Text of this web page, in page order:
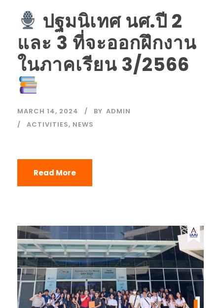
ปฐมนิเทศ นศ.ปี 2
และ 3 ที่จะออกฝึกงาน
ในภาคเรียน 3/2566
MARCH 14, 2024 BY ADMIN
ACTIVITIES, NEWS
Read More